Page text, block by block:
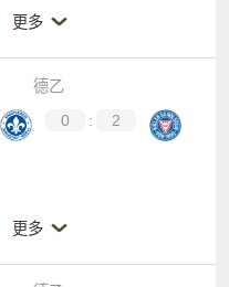
更多
德乙
0 :
2
更多